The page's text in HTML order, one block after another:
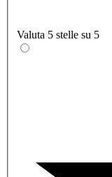
Valuta 5 stelle su 5